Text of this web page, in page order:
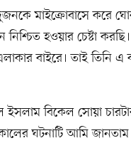
মাইক্রোবাসে করে
হওয়ার চেষ্টা
বাইরে। তাই তিনি এ
বিকেল সোয়া
ঘটনাটি আমি জানতাম